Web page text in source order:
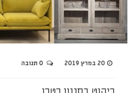
20 במרץ 2019